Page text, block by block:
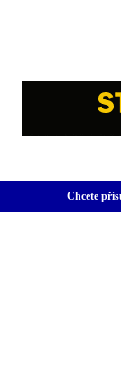
Chcete